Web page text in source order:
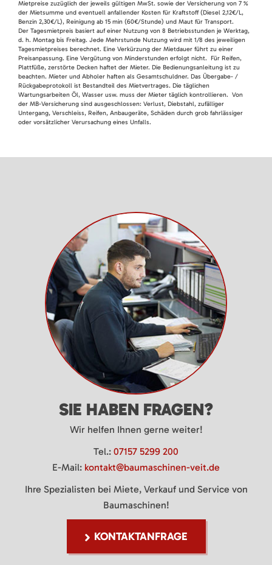
Mietpreise zuzüglich der jeweils gültigen MwSt. sowie der Versicherung von 7 %
der Mietsumme und eventuell anfallender Kosten für Kraftstoff (Diesel 2,12€/L,
Benzin 2,30€/L), Reinigung ab 15 min (60€/Stunde) und Maut für Transport.
Der Tagesmietpreis basiert auf einer Nutzung von 8 Betriebsstunden je Werktag,
d. h. Montag bis Freitag. Jede Mehrstunde Nutzung wird mit 1/8 des jeweiligen
Tagesmietpreises berechnet. Eine Verkürzung der Mietdauer führt zu einer
Preisanpassung. Eine Vergütung von Minderstunden erfolgt nicht. Für Reifen,
Plattfüße, zerstörte Decken haftet der Mieter. Die Bedienungsanleitung ist zu
beachten. Mieter und Abholer haften als Gesamtschuldner. Das Übergabe- /
Rückgabeprotokoll ist Bestandteil des Mietvertrages. Die täglichen
Wartungsarbeiten Öl, Wasser usw. muss der Mieter täglich kontrollieren. Von
der MB-Versicherung sind ausgeschlossen: Verlust, Diebstahl, zufälliger
Untergang, Verschleiss, Reifen, Anbaugeräte, Schäden durch grob fahrlässiger
oder vorsätzlicher Verursachung eines Unfalls.
SIE HABEN FRAGEN?
Wir helfen Ihnen gerne weiter!
Tel.: 07157 5299 200
E-Mail: kontakt@baumaschinen-veit.de
Ihre Spezialisten bei Miete, Verkauf und Service von
Baumaschinen!
KONTAKTANFRAGE